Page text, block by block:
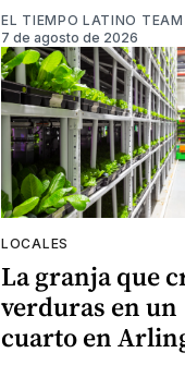
EL TIEMPO LATINO TEAM
7 de agosto de 2026
LOCALES
La granja que
verduras en un
cuarto en